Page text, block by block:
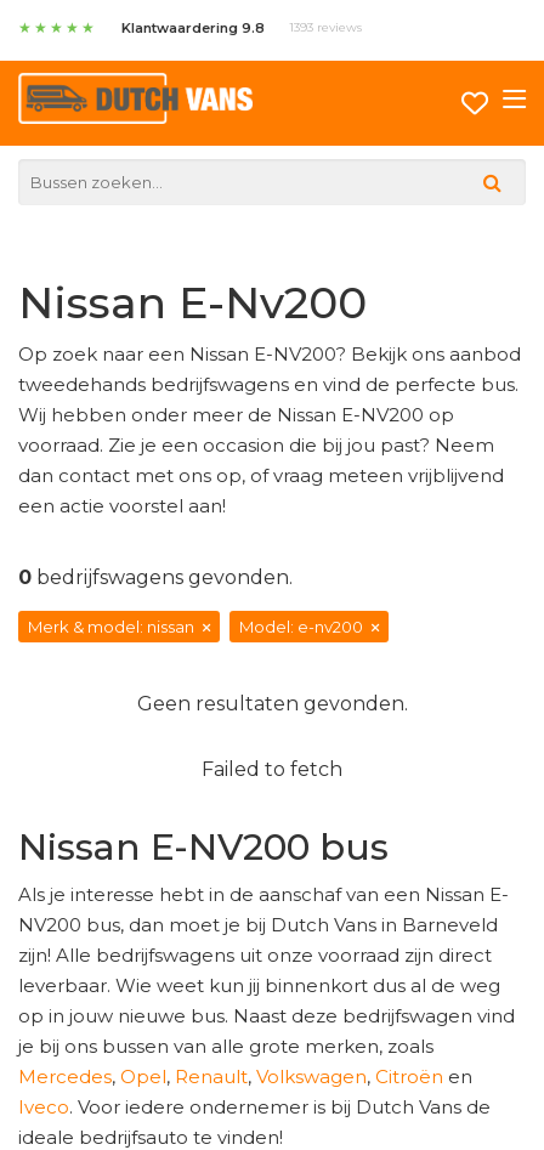
★ ★ ★ ★ ★ Klantwaardering 9.8 1393 reviews
Nissan E-Nv200
Op zoek naar een Nissan E-NV200? Bekijk ons aanbod
tweedehands bedrijfswagens en vind de perfecte bus.
Wij hebben onder meer de Nissan E-NV200 op
voorraad. Zie je een occasion die bij jou past? Neem
dan contact met ons op, of vraag meteen vrijblijvend
een actie voorstel aan!
0 bedrijfswagens gevonden.
Merk & model: nissan Model: e-nv200
Geen resultaten gevonden.
Failed to fetch
Nissan E-NV200 bus
Als je interesse hebt in de aanschaf van een Nissan E-
NV200 bus, dan moet je bij Dutch Vans in Barneveld
zijn! Alle bedrijfswagens uit onze voorraad zijn direct
leverbaar. Wie weet kun jij binnenkort dus al de weg
op in jouw nieuwe bus. Naast deze bedrijfswagen vind
je bij ons bussen van alle grote merken, zoals
Mercedes, Opel, Renault, Volkswagen, Citroën en
Iveco. Voor iedere ondernemer is bij Dutch Vans de
ideale bedrijfsauto te vinden!